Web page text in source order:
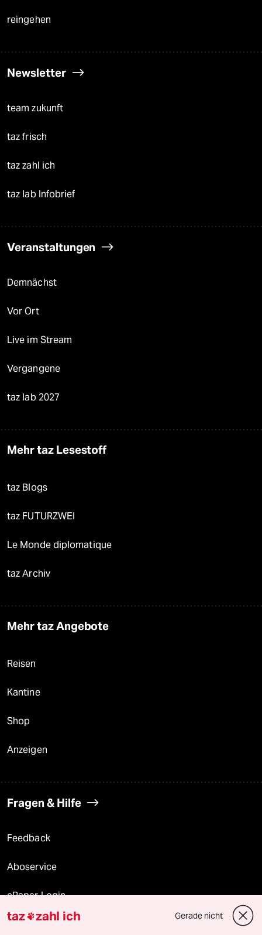
reingehen
Newsletter
team zukunft
taz frisch
taz zahl ich
taz lab Infobrief
Veranstaltungen
Demnächst
Vor Ort
Live im Stream
Vergangene
taz lab 2027
Mehr taz Lesestoff
taz Blogs
taz FUTURZWEI
Le Monde diplomatique
taz Archiv
Mehr taz Angebote
Reisen
Kantine
Shop
Anzeigen
Fragen & Hilfe
Feedback
Aboservice
ePaper Login
Downloads für Abonnierende
taz zahl ich Gerade nicht